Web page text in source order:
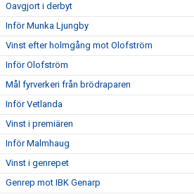
Oavgjort i derbyt
Inför Munka Ljungby
Vinst efter holmgång mot Olofström
Inför Olofström
Mål fyrverkeri från brödraparen
Inför Vetlanda
Vinst i premiären
Inför Malmhaug
Vinst i genrepet
Genrep mot IBK Genarp